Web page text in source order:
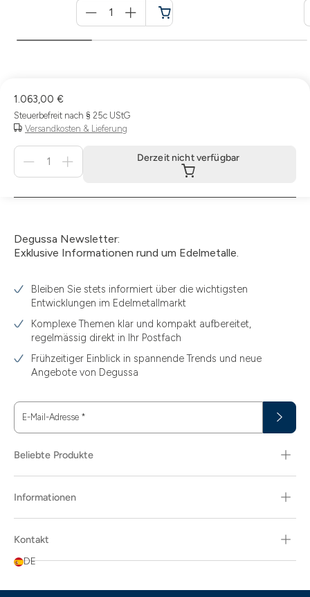
für
Warenkorb
1.063,00 €
Steuerbefreit nach § 25c UStG
Versandkosten & Lieferung
Derzeit
verfügbar
Derzeit nicht verfügbar
Degussa Newsletter:
Exklusive Informationen rund um Edelmetalle.
Bleiben Sie stets informiert über die wichtigsten
Entwicklungen im Edelmetallmarkt
Komplexe Themen klar und kompakt aufbereitet,
regelmässig direkt in Ihr Postfach
Frühzeitiger Einblick in spannende Trends und neue
Angebote von Degussa
E-Mail-Adresse *
Beliebte Produkte
Informationen
Kontakt
DE